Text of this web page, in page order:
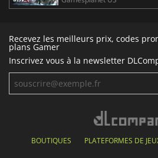
Recevez les meilleurs prix, codes
plans Gamer
Inscrivez vous à la newsletter
BOUTIQUES PLATEFORMES DE